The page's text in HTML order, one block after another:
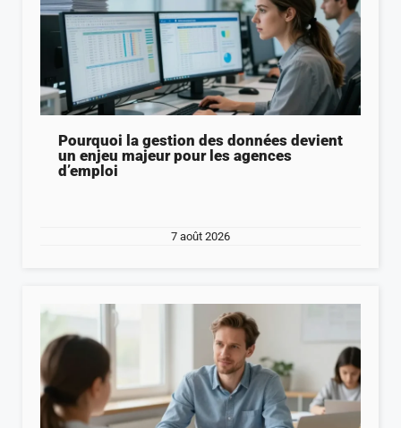
Pourquoi la gestion des données devient
un enjeu majeur pour les agences
d’emploi
7 août 2026